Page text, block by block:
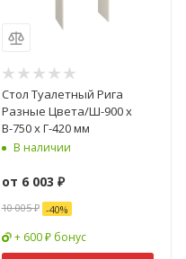
Стол Туалетный Рига
Разные Цвета/Ш-900 х
В-750 х Г-420 мм
В наличии
от 6 003 ₽
10 005 ₽ -40%
+ 600 ₽ бонус